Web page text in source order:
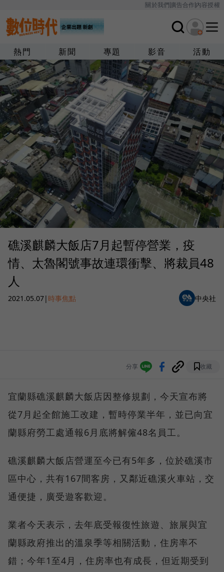
關於我們廣告合作內容授權
熱門 新聞 專題 影音 活動
礁溪麒麟大飯店7月起暫停營業，疫
情、太魯閣號事故連環衝擊、將裁員48
人
2021.05.07| 時事焦點 中央社
分享 收藏
宜蘭縣礁溪麒麟大飯店因整修規劃，今天宣布將
從7月起全館施工改建，暫時停業半年，並已向宜
蘭縣府勞工處通報6月底將解僱48名員工。
礁溪麒麟大飯店營運至今已有5年多，位於礁溪市
區中心，共有167間客房，又鄰近礁溪火車站，交
通便捷，廣受遊客歡迎。
業者今天表示，去年底受報復性旅遊、旅展與宜
蘭縣政府推出的溫泉季等相關活動，住房率不
錯；今年1至4月，住房率也有成長，但近期受到